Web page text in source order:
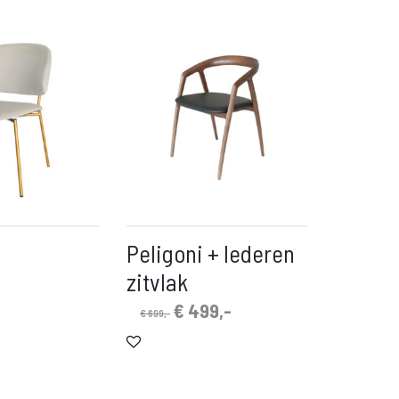
Peligoni + lederen
zitvlak
€699,- Oorspronkelijke
€ 499,-